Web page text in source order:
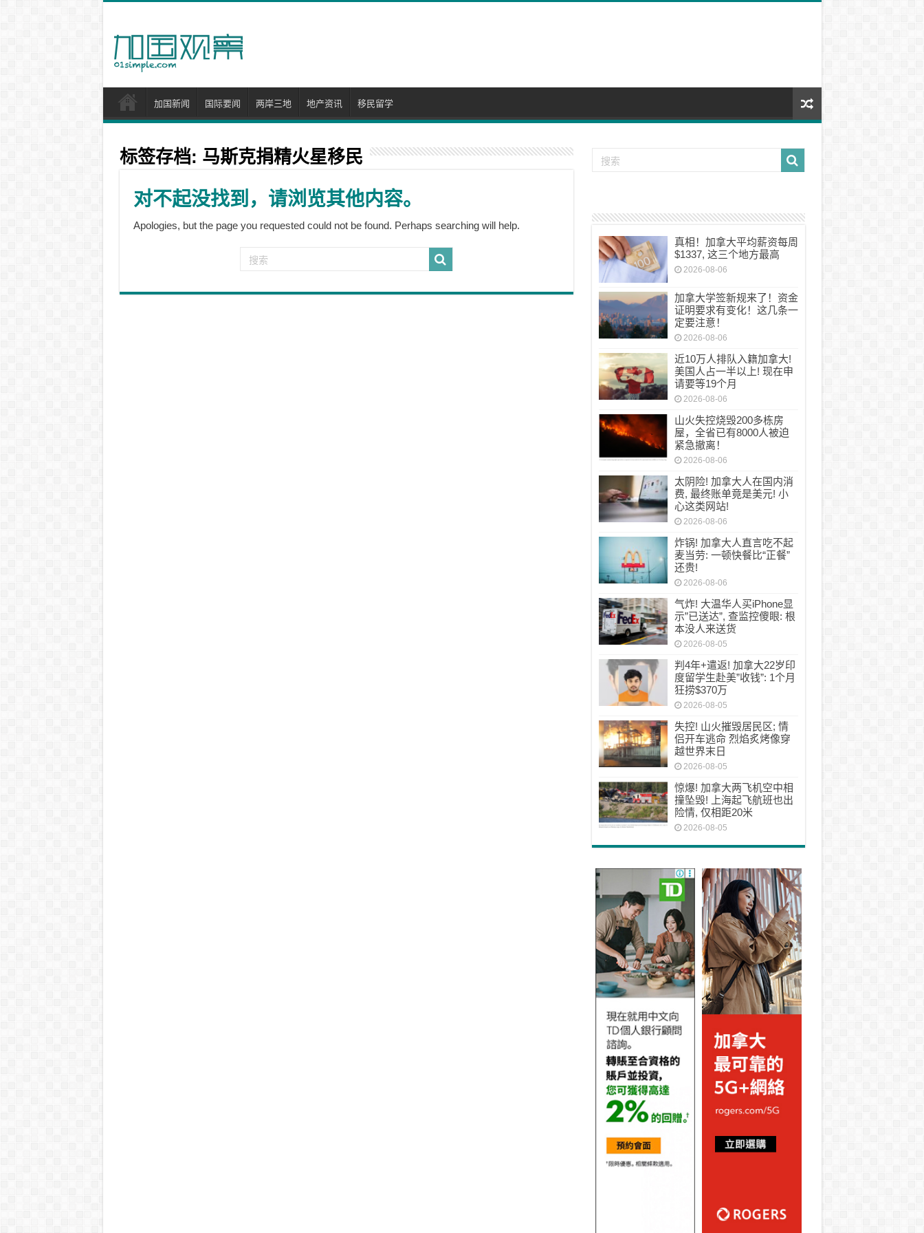
加国新闻 国际要闻 两岸三地 地产资讯 移民留学
标签存档: 马斯克捐精火星移民
对不起没找到，请浏览其他内容。
Apologies, but the page you requested could not be found. Perhaps searching will help.
真相！加拿大平均薪资每周
$1337, 这三个地方最高
2026-08-06
加拿大学签新规来了！资金
证明要求有变化！这几条一
定要注意！
2026-08-06
近10万人排队入籍加拿大!
美国人占一半以上! 现在申
请要等19个月
2026-08-06
山火失控烧毁200多栋房
屋，全省已有8000人被迫
紧急撤离！
2026-08-06
太阴险! 加拿大人在国内消
费, 最终账单竟是美元! 小
心这类网站!
2026-08-06
炸锅! 加拿大人直言吃不起
麦当劳: 一顿快餐比“正餐”
还贵!
2026-08-06
气炸! 大温华人买iPhone显
示”已送达”, 查监控傻眼: 根
本没人来送货
2026-08-05
判4年+遣返! 加拿大22岁印
度留学生赴美”收钱”: 1个月
狂捞$370万
2026-08-05
失控! 山火摧毁居民区; 情
侣开车逃命 烈焰炙烤像穿
越世界末日
2026-08-05
惊爆! 加拿大两飞机空中相
撞坠毁! 上海起飞航班也出
险情, 仅相距20米
2026-08-05